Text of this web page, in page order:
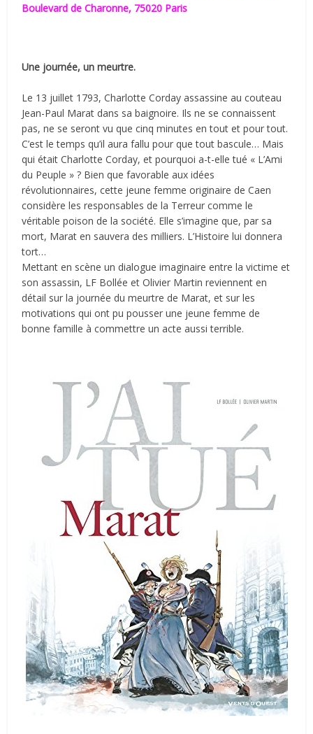
Boulevard de Charonne, 75020 Paris
Une journée, un meurtre.
Le 13 juillet 1793, Charlotte Corday assassine au couteau
Jean-Paul Marat dans sa baignoire. Ils ne se connaissent
pas, ne se seront vu que cinq minutes en tout et pour tout.
C’est le temps qu’il aura fallu pour que tout bascule… Mais
qui était Charlotte Corday, et pourquoi a-t-elle tué « L’Ami
du Peuple » ? Bien que favorable aux idées
révolutionnaires, cette jeune femme originaire de Caen
considère les responsables de la Terreur comme le
véritable poison de la société. Elle s’imagine que, par sa
mort, Marat en sauvera des milliers. L’Histoire lui donnera
tort…
Mettant en scène un dialogue imaginaire entre la victime et
son assassin, LF Bollée et Olivier Martin reviennent en
détail sur la journée du meurtre de Marat, et sur les
motivations qui ont pu pousser une jeune femme de
bonne famille à commettre un acte aussi terrible.